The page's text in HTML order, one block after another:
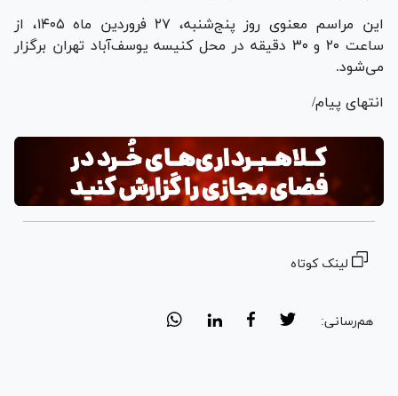
این مراسم معنوی روز پنج‌شنبه، ۲۷ فروردین ماه ۱۴۰۵، از
ساعت ۲۰ و ۳۰ دقیقه در محل کنیسه یوسف‌آباد تهران برگزار
می‌شود.
انتهای پیام/
لینک کوتاه
هم‌رسانی: